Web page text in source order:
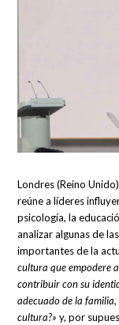
Londres (Reino
reúne a líderes
psicología, la
analizar algunas de
importantes de la
cultura que empodere
contribuir con su
adecuado de la
cultura?» y, por